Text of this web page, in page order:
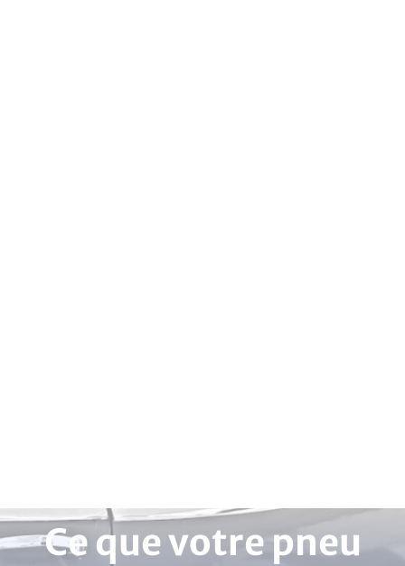
Ce que votre pneu